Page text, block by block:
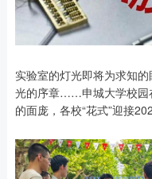
实验室的灯光即将为求知
光的序章……申城大学校园
的面庞，各校“花式”迎接